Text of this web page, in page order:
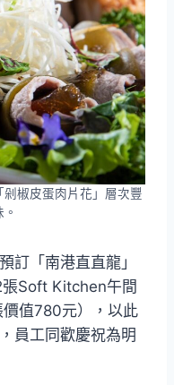
椒皮蛋肉片花」層次豐
訂「南港直直龍」
Soft Kitchen午間
值780元），以此
員工同歡慶祝為明